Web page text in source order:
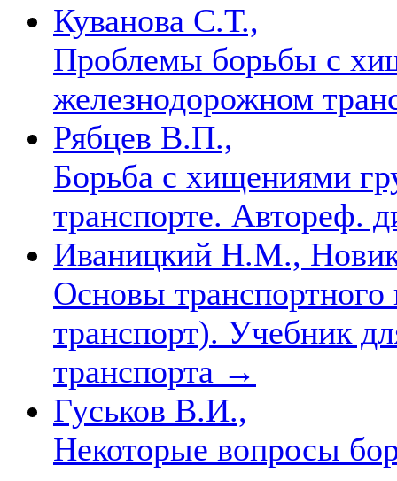
Куванова С.Т.,
Проблемы борьбы с
железнодорожном
Рябцев В.П.,
Борьба с хищениями
транспорте. Автореф.
Иваницкий Н.М.,
Основы
транспорт). Учебник
транспорта →
Гуськов В.И.,
Некоторые вопросы